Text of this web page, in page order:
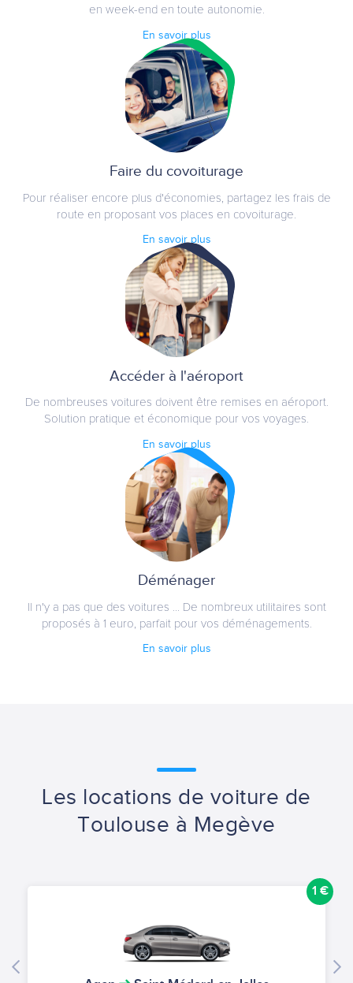
en week-end en toute autonomie.
En savoir plus
Faire du covoiturage
Pour réaliser encore plus d'économies, partagez les frais de
route en proposant vos places en covoiturage.
En savoir plus
Accéder à l'aéroport
De nombreuses voitures doivent être remises en aéroport.
Solution pratique et économique pour vos voyages.
En savoir plus
Déménager
Il n'y a pas que des voitures ... De nombreux utilitaires sont
proposés à 1 euro, parfait pour vos déménagements.
En savoir plus
Les locations de voiture de
Toulouse à Megève
1 €